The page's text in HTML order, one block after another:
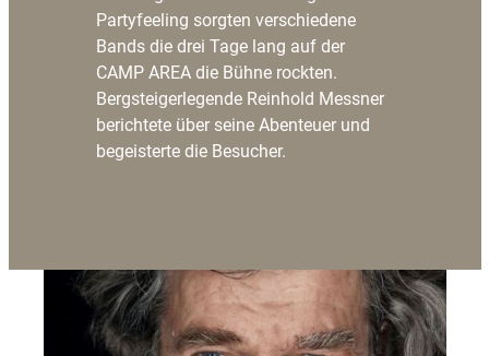
Partyfeeling sorgten verschiedene
Bands die drei Tage lang auf der
CAMP AREA die Bühne rockten.
Bergsteigerlegende Reinhold Messner
berichtete über seine Abenteuer und
begeisterte die Besucher.